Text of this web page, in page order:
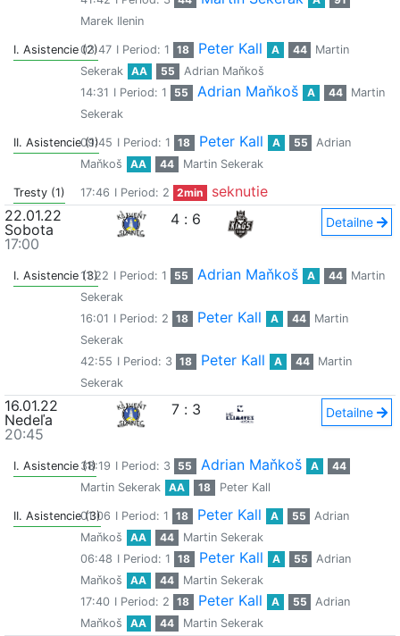
Marek Ilenin
I. Asistencie (2)03:47 I Period: 1 18 Peter Kall A 44
Martin
Sekerak
AA 55
Adrian Maňkoš
14:31 I Period: 1 55 Adrian Maňkoš A 44
Martin
Sekerak
II. Asistencie (1)
09:45 I Period: 1 18 Peter Kall A 55
Adrian
Maňkoš
AA 44 Martin Sekerak
Tresty (1) 17:46 I Period: 2 2min
seknutie
22.01.22
Sobota
17:00
4 : 6 Detailne
I. Asistencie (3)
11:22 I Period: 1 55 Adrian Maňkoš A 44
Martin
Sekerak
16:01 I Period: 2 18 Peter Kall A 44
Martin
Sekerak
42:55 I Period: 3 18 Peter Kall A 44
Martin
Sekerak
16.01.22
Nedeľa
20:45
7 : 3 Detailne
I. Asistencie (1)38:19 I Period: 3 55 Adrian Maňkoš A
44
Martin Sekerak
AA 18 Peter Kall
II. Asistencie (3)
01:06 I Period: 1 18 Peter Kall A 55
Adrian
Maňkoš
AA 44
Martin Sekerak
06:48 I Period: 1 18 Peter Kall A 55
Adrian
Maňkoš
AA 44
Martin Sekerak
17:40 I Period: 2 18 Peter Kall A 55
Adrian
Maňkoš
AA 44 Martin Sekerak